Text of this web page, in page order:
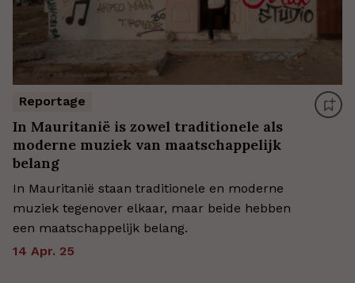
Reportage
In Mauritanië is zowel traditionele als
moderne muziek van maatschappelijk
belang
In Mauritanië staan traditionele en moderne
muziek tegenover elkaar, maar beide hebben
een maatschappelijk belang.
14 Apr. 25